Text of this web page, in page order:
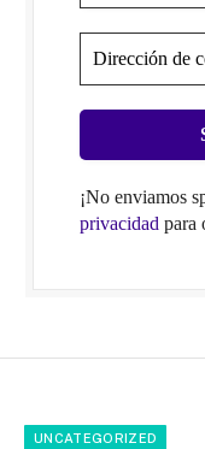
¡No enviamos
privacidadpara
UNCATEGORIZED